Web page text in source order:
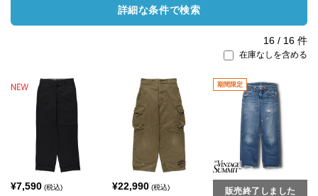
詳細な条件で検索
16 / 16 件
在庫なしを含める
¥7,590 (税込) ¥22,990(税込)
期間限定
販売終了しました